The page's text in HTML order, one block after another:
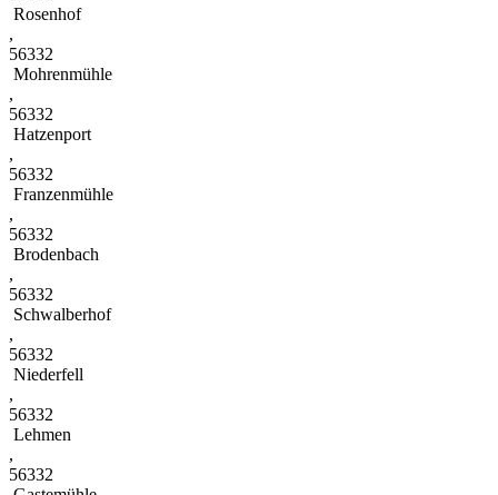
Rosenhof
,
56332
Mohrenmühle
,
56332
Hatzenport
,
56332
Franzenmühle
,
56332
Brodenbach
,
56332
Schwalberhof
,
56332
Niederfell
,
56332
Lehmen
,
56332